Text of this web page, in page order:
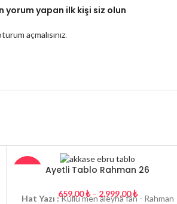
yorum yapan ilk kişi siz olun
açmalısınız.
Ayetli Tablo Rahman 26
659,00₺ – 2.999,00₺
Hat Yazı :Kullu men aleyhâ fân - Rahman